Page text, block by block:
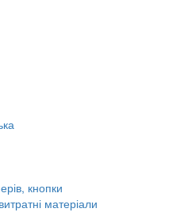
кнопки
матеріали